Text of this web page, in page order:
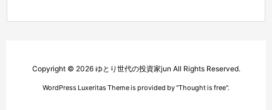
Copyright © 2026 ゆとり世代の投資家jun All Rights Reserved.
WordPress Luxeritas Theme is provided by "Thought is free".